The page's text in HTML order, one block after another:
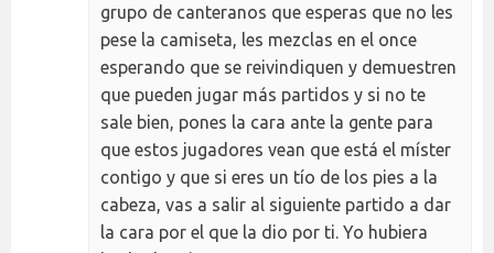
grupo de canteranos que esperas que no les
pese la camiseta, les mezclas en el once
esperando que se reivindiquen y demuestren
que pueden jugar más partidos y si no te
sale bien, pones la cara ante la gente para
que estos jugadores vean que está el míster
contigo y que si eres un tío de los pies a la
cabeza, vas a salir al siguiente partido a dar
la cara por el que la dio por ti. Yo hubiera